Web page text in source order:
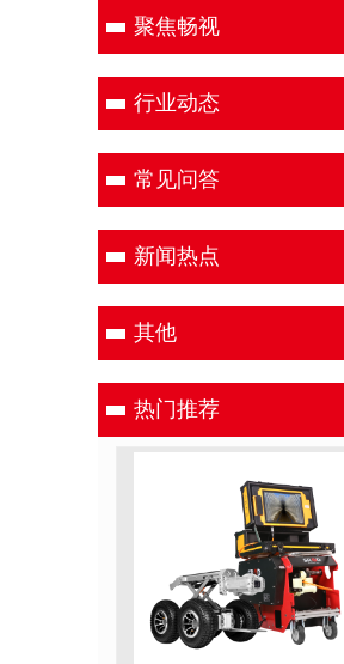
聚焦畅视
行业动态
常见问答
新闻热点
其他
热门推荐